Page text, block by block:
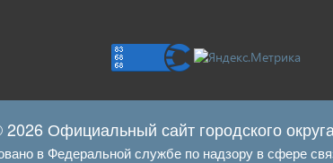
2026 Официальный сайт городского
в Федеральной службе по надзору в сфере